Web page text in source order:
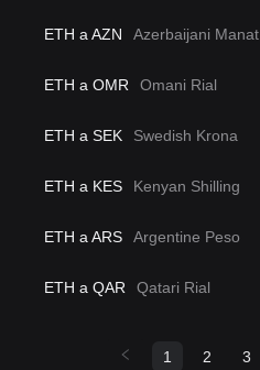
ETH a AZN Azerbaijani Manat
ETH a OMR Omani Rial
ETH a SEK Swedish Krona
ETH a KES Kenyan Shilling
ETH a ARS Argentine Peso
ETH a QAR Qatari Rial
1 2 3